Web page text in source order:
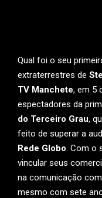
Qual foi o seu
extraterrestres de
TV Manchete, em 5
espectadores da
do Terceiro Grau,
feito de superar a
Rede Globo. Com o
vincular seus
na comunicação
mesmo com sete